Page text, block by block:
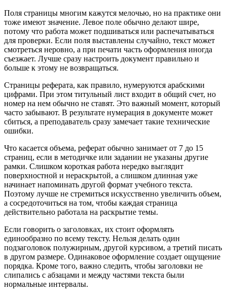
Поля страницы многим кажутся мелочью, но на практике они
тоже имеют значение. Левое поле обычно делают шире,
потому что работа может подшиваться или распечатываться
для проверки. Если поля выставлены случайно, текст может
смотреться неровно, а при печати часть оформления иногда
съезжает. Лучше сразу настроить документ правильно и
больше к этому не возвращаться.
Страницы реферата, как правило, нумеруются арабскими
цифрами. При этом титульный лист входит в общий счет, но
номер на нем обычно не ставят. Это важный момент, который
часто забывают. В результате нумерация в документе может
сбиться, а преподаватель сразу замечает такие технические
ошибки.
Что касается объема, реферат обычно занимает от 7 до 15
страниц, если в методичке или задании не указаны другие
рамки. Слишком короткая работа нередко выглядит
поверхностной и нераскрытой, а слишком длинная уже
начинает напоминать другой формат учебного текста.
Поэтому лучше не стремиться искусственно увеличить объем,
а сосредоточиться на том, чтобы каждая страница
действительно работала на раскрытие темы.
Если говорить о заголовках, их стоит оформлять
единообразно по всему тексту. Нельзя делать один
подзаголовок полужирным, другой курсивом, а третий писать
в другом размере. Одинаковое оформление создает ощущение
порядка. Кроме того, важно следить, чтобы заголовки не
слипались с абзацами и между частями текста были
нормальные интервалы.